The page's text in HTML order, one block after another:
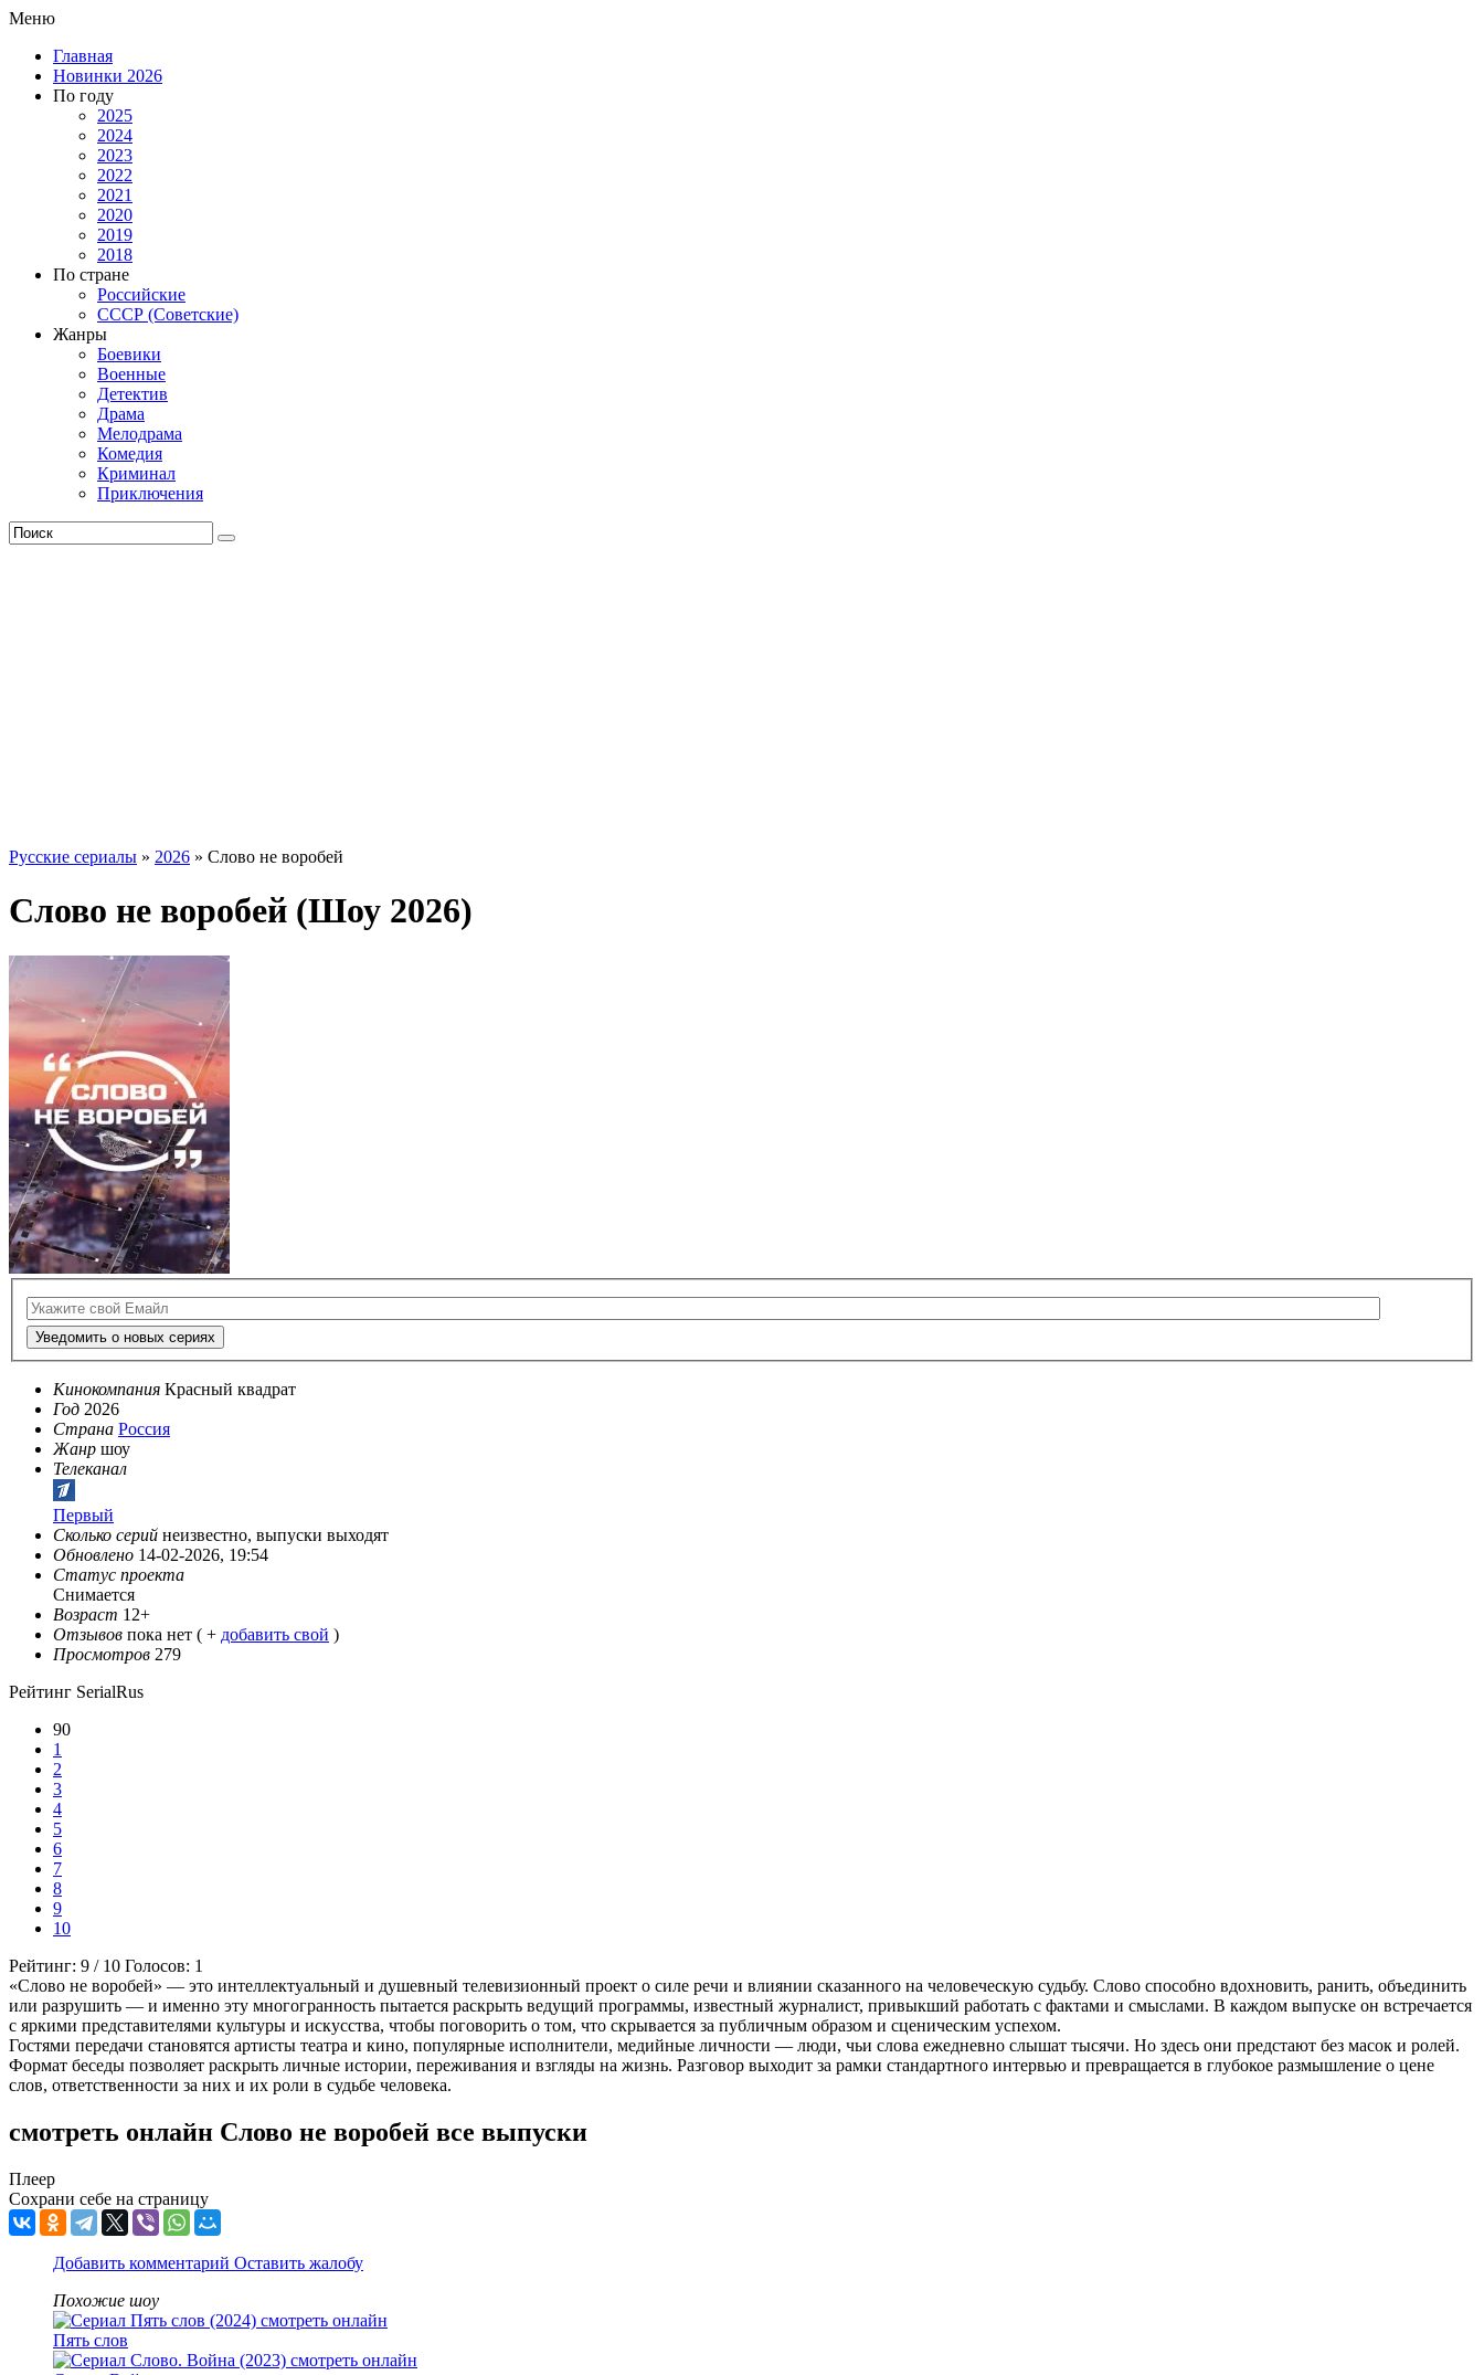
Меню
Главная
Новинки 2026
По году
2025
2024
2023
2022
2021
2020
2019
2018
По стране
Российские
СССР (Советские)
Жанры
Боевики
Военные
Детектив
Драма
Мелодрама
Комедия
Криминал
Приключения
Русские сериалы » 2026 » Слово не воробей
Слово не воробей (Шоу 2026)
Уведомить о новых сериях
Кинокомпания Красный квадрат
Год 2026
Страна Россия
Жанр шоу
Телеканал
Первый
Сколько серий неизвестно, выпуски выходят
Обновлено 14-02-2026, 19:54
Статус проекта
Снимается
Возраст 12+
Отзывов пока нет ( + добавить свой )
Просмотров 279
Рейтинг SerialRus
90
1
2
3
4
5
6
7
8
9
10
Рейтинг: 9 / 10 Голосов: 1
«Слово не воробей» — это интеллектуальный и душевный телевизионный проект о силе речи и влиянии сказанного на человеческую судьбу. Слово способно вдохновить, ранить, объединить
или разрушить — и именно эту многогранность пытается раскрыть ведущий программы, известный журналист, привыкший работать с фактами и смыслами. В каждом выпуске он встречается
с яркими представителями культуры и искусства, чтобы поговорить о том, что скрывается за публичным образом и сценическим успехом.
Гостями передачи становятся артисты театра и кино, популярные исполнители, медийные личности — люди, чьи слова ежедневно слышат тысячи. Но здесь они предстают без масок и ролей.
Формат беседы позволяет раскрыть личные истории, переживания и взгляды на жизнь. Разговор выходит за рамки стандартного интервью и превращается в глубокое размышление о цене
слов, ответственности за них и их роли в судьбе человека.
смотреть онлайн Слово не воробей все выпуски
Плеер
Сохрани себе на страницу
Добавить комментарий Оставить жалобу
Похожие шоу
Пять слов